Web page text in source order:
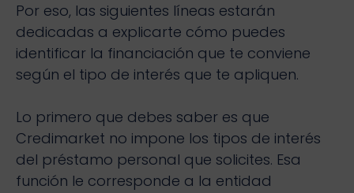
Por eso, las siguientes líneas estarán
dedicadas a explicarte cómo puedes
identificar la financiación que te conviene
según el tipo de interés que te apliquen.
Lo primero que debes saber es que
Credimarket no impone los tipos de interés
del préstamo personal que solicites. Esa
función le corresponde a la entidad